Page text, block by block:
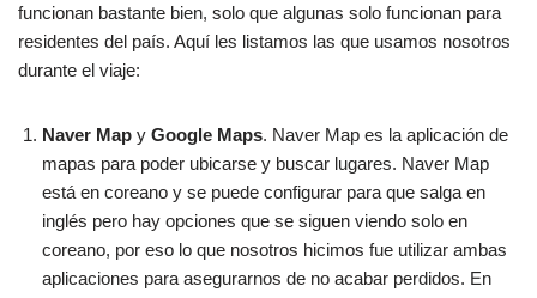
funcionan bastante bien, solo que algunas solo funcionan para
residentes del país. Aquí les listamos las que usamos nosotros
durante el viaje:
Naver Map y Google Maps. Naver Map es la aplicación de
mapas para poder ubicarse y buscar lugares. Naver Map
está en coreano y se puede configurar para que salga en
inglés pero hay opciones que se siguen viendo solo en
coreano, por eso lo que nosotros hicimos fue utilizar ambas
aplicaciones para asegurarnos de no acabar perdidos. En